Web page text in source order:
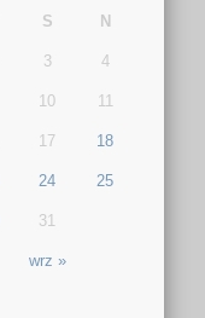
S N
wrz »
3 4
10 11
17 18
24 25
31